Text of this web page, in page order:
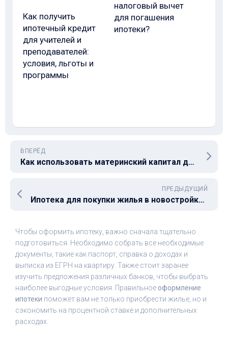
Как получить
ипотечный кредит
для учителей и
преподавателей:
условия, льготы и
программы
налоговый вычет
для погашения
ипотеки?
ВПЕРЁД
Как использовать материнский капитал для погашения ипотеки?
ПРЕДЫДУЩИЙ
Ипотека для покупки жилья в новостройке с господдержкой: что нужно знать?
Чтобы оформить ипотеку, важно сначала тщательно
подготовиться. Необходимо собрать все необходимые
документы, такие как паспорт, справка о доходах и
выписка из ЕГРН на квартиру. Также стоит заранее
изучить предложения различных банков, чтобы выбрать
наиболее выгодные условия. Правильное оформление
ипотеки поможет вам не только приобрести жилье, но и
сэкономить на процентной ставке и дополнительных
расходах.